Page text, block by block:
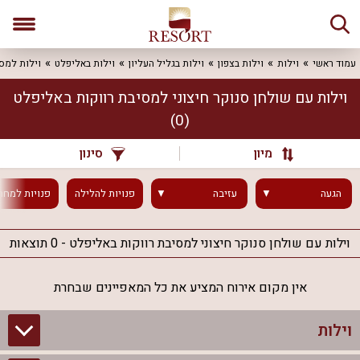
עמוד ראשי וילות וילות בצפון וילות בגליל העליון וילות באליפלט וילות
וילות עם שולחן סנוקר חיצוני למסיבת רווקות באליפלט
(0)
מיון סינון
הגעה עזיבה פנויותלהלילה פנויות
וילות עם שולחן סנוקר חיצוני למסיבת רווקות באליפלט - 0 תוצאות
אין מקום אירוח המציע את כל המאפיינים שבחרת
וילות